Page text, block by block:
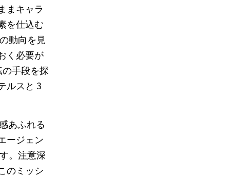
まキャラ
を仕込む
動向を見
く必要が
手段を探
ルスと 3
あふれる
ージェン
。注意深
のミッシ